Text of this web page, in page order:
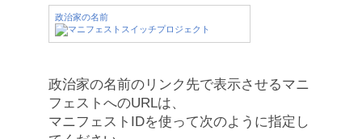
政治家の名前
政治家の名前のリンク先で表示させるマニ
フェストへのURLは、
マニフェストIDを使って次のように指定し